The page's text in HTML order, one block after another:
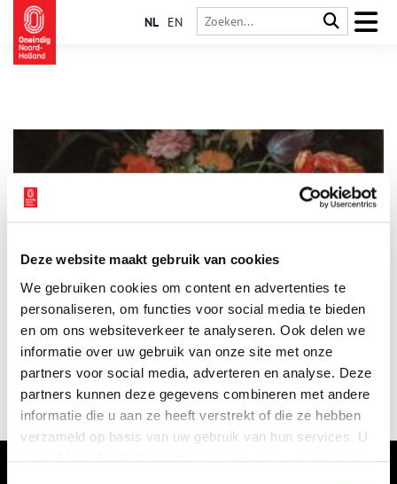
Deze website maakt gebruik van cookies
We gebruiken cookies om content en advertenties te
personaliseren, om functies voor social media te bieden
en om ons websiteverkeer te analyseren. Ook delen we
informatie over uw gebruik van onze site met onze
partners voor social media, adverteren en analyse. Deze
partners kunnen deze gegevens combineren met andere
informatie die u aan ze heeft verstrekt of die ze hebben
verzameld op basis van uw gebruik van hun services. U
NL EN
Dat de Amsterdamse grachten vroeger niet al te aangenaam
roken, zal niemand verbazen. Maar er zijn slechts weinig
mensen die zich nog de lucht kunnen herinneren van
kalkovens of bleekvelden. En wat te denken van mirre of
ambergrijs, geuren die lang geleden uit ons collectieve
geurpalet verdwenen zijn? Duik met ons in het kleurrijke
bouquet van de zeventiende eeuw.